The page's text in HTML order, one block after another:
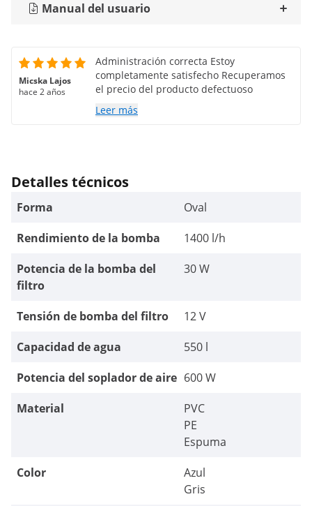
Manual del usuario
Micska Lajos
hace 2 años
Administración correcta Estoy
completamente satisfecho Recuperamos
el precio del producto defectuoso
Leer más
Detalles técnicos
Forma
Oval
Rendimiento de la bomba
1400 l/h
Potencia de la bomba del
filtro
30 W
Tensión de bomba del filtro
12 V
Capacidad de agua
550 l
Potencia del soplador de aire 600 W
Material
PVC
PE
Espuma
Color
Azul
Gris